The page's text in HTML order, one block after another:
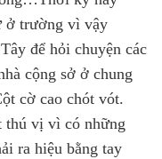
ở trường vì vậy
để hỏi chuyện các
cộng sở ở chung
cờ cao chót vót.
thú vị vì có những
ra hiệu bằng tay